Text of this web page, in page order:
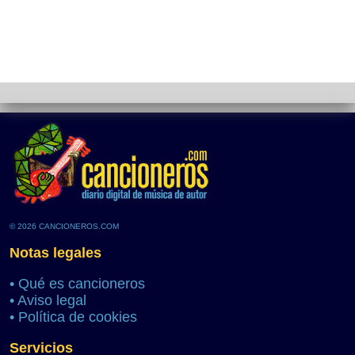
© 2026 CANCIONEROS.COM
Notas legales
• Qué es cancioneros
• Aviso legal
• Política de cookies
Servicios